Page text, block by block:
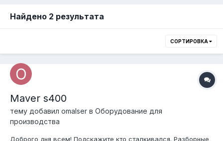
Найдено 2 результата
СОРТИРОВКА
Maver s400
тему добавил omalser в Оборудование для
производства
Доброго дня всем! Подскажите кто сталкивался. Разборные